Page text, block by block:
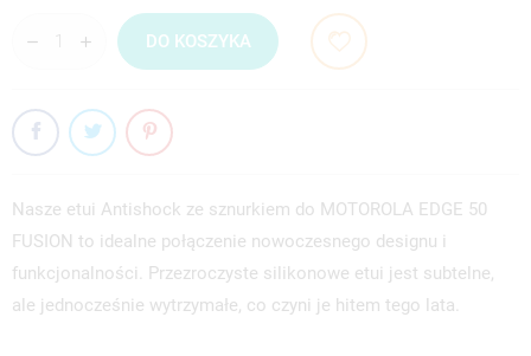
DO KOSZYKA
Nasze etui Antishock ze sznurkiem do MOTOROLA EDGE 50
FUSION to idealne połączenie nowoczesnego designu i
funkcjonalności. Przezroczyste silikonowe etui jest subtelne,
ale jednocześnie wytrzymałe, co czyni je hitem tego lata.